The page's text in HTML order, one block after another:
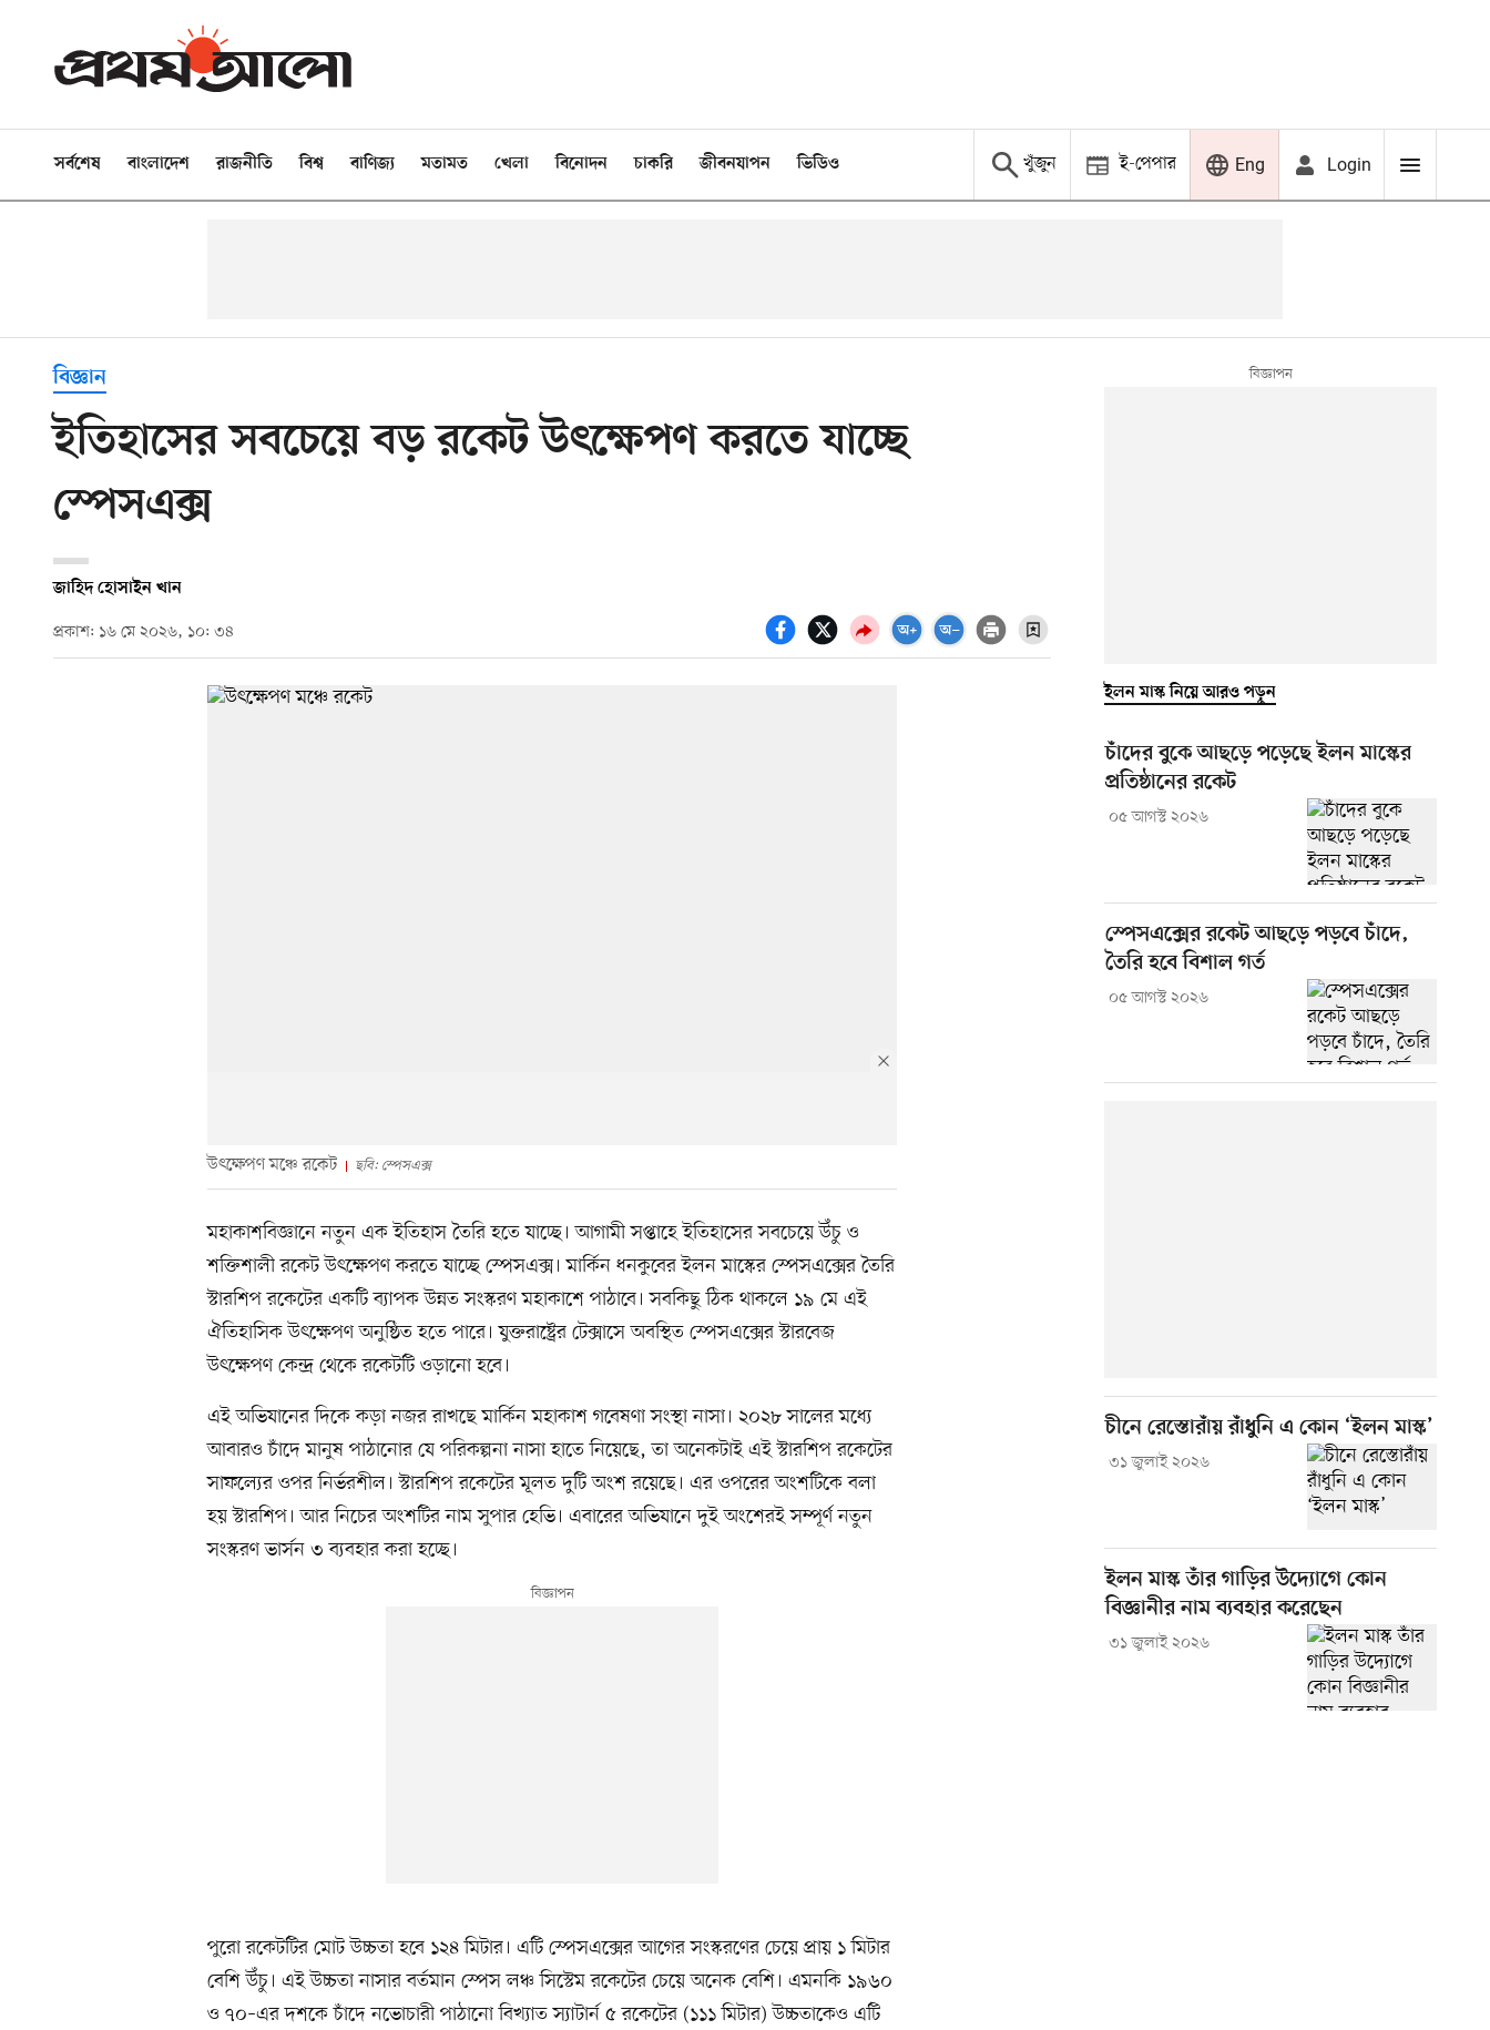
সর্বশেষ বাংলাদেশ রাজনীতি বিশ্ব বাণিজ্য মতামত খেলা বিনোদন চাকরি জীবনযাপন ভিডিও খুঁজুন ই-পেপার Eng Login
বিজ্ঞান
ইতিহাসের সবচেয়ে বড় রকেট উৎক্ষেপণ করতে যাচ্ছে
স্পেসএক্স
জাহিদ হোসাইন খান
প্রকাশ: ১৬ মে ২০২৬, ১০: ৩৪
উৎক্ষেপণ মঞ্চে রকেট ছবি: স্পেসএক্স
মহাকাশবিজ্ঞানে নতুন এক ইতিহাস তৈরি হতে যাচ্ছে। আগামী সপ্তাহে ইতিহাসের সবচেয়ে উঁচু ও
শক্তিশালী রকেট উৎক্ষেপণ করতে যাচ্ছে স্পেসএক্স। মার্কিন ধনকুবের ইলন মাস্কের স্পেসএক্সের তৈরি
স্টারশিপ রকেটের একটি ব্যাপক উন্নত সংস্করণ মহাকাশে পাঠাবে। সবকিছু ঠিক থাকলে ১৯ মে এই
ঐতিহাসিক উৎক্ষেপণ অনুষ্ঠিত হতে পারে। যুক্তরাষ্ট্রের টেক্সাসে অবস্থিত স্পেসএক্সের স্টারবেজ
উৎক্ষেপণ কেন্দ্র থেকে রকেটটি ওড়ানো হবে।
এই অভিযানের দিকে কড়া নজর রাখছে মার্কিন মহাকাশ গবেষণা সংস্থা নাসা। ২০২৮ সালের মধ্যে
আবারও চাঁদে মানুষ পাঠানোর যে পরিকল্পনা নাসা হাতে নিয়েছে, তা অনেকটাই এই স্টারশিপ রকেটের
সাফল্যের ওপর নির্ভরশীল। স্টারশিপ রকেটের মূলত দুটি অংশ রয়েছে। এর ওপরের অংশটিকে বলা
হয় স্টারশিপ। আর নিচের অংশটির নাম সুপার হেভি। এবারের অভিযানে দুই অংশেরই সম্পূর্ণ নতুন
সংস্করণ ভার্সন ৩ ব্যবহার করা হচ্ছে।
পুরো রকেটটির মোট উচ্চতা হবে ১২৪ মিটার। এটি স্পেসএক্সের আগের সংস্করণের চেয়ে প্রায় ১ মিটার
বেশি উঁচু। এই উচ্চতা নাসার বর্তমান স্পেস লঞ্চ সিস্টেম রকেটের চেয়ে অনেক বেশি। এমনকি ১৯৬০
ও ৭০–এর দশকে চাঁদে নভোচারী পাঠানো বিখ্যাত স্যাটার্ন ৫ রকেটের (১১১ মিটার) উচ্চতাকেও এটি
ইলন মাস্ক নিয়ে আরও পড়ুন
চাঁদের বুকে আছড়ে পড়েছে ইলন মাস্কের
প্রতিষ্ঠানের রকেট
০৫ আগস্ট ২০২৬
স্পেসএক্সের রকেট আছড়ে পড়বে চাঁদে,
তৈরি হবে বিশাল গর্ত
০৫ আগস্ট ২০২৬
চীনে রেস্তোরাঁয় রাঁধুনি এ কোন ‘ইলন মাস্ক’
৩১ জুলাই ২০২৬
ইলন মাস্ক তাঁর গাড়ির উদ্যোগে কোন
বিজ্ঞানীর নাম ব্যবহার করেছেন
৩১ জুলাই ২০২৬